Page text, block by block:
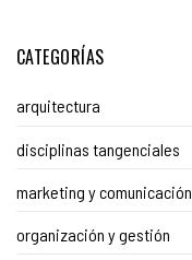
CATEGORÍAS
arquitectura
disciplinas tangenciales
marketing y comunicación
organización y gestión